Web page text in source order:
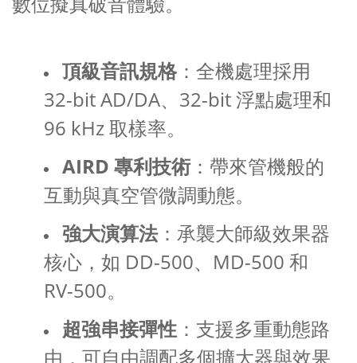
頂級音訊規格：全機處理採用
32-bit AD/DA、32-bit 浮點處理和
96 kHz 取樣率。
AIRD 專利技術：帶來管機般的
互動與真空管微調動態。
強大演算法：承襲大師級效果器
核心，如 DD-500、MD-500 和
RV-500。
超強串接彈性 ：支援多重動態路
由，可自由調配多個擴大器與效果